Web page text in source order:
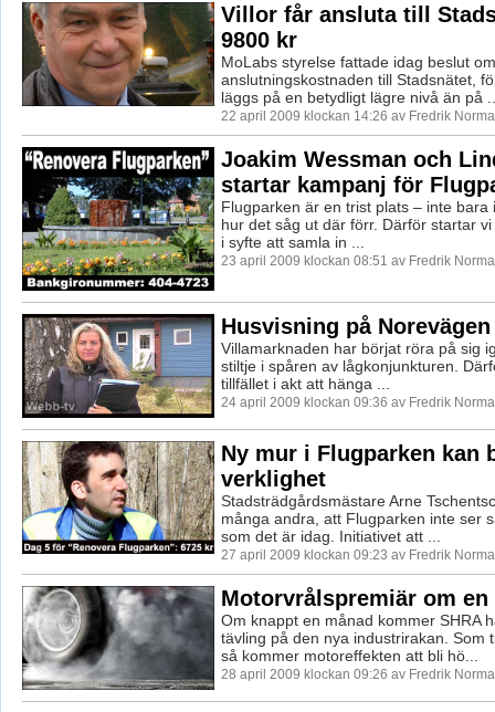
Villor får ansluta till
9800 kr
MoLabs styrelse fattade idag beslut
anslutningskostnaden till Stadsnätet,
läggs på en betydligt lägre nivå än på
22 april 2009 klockan 14:26 av Fredrik
Joakim Wessman och
startar kampanj för
Flugparken är en trist plats – inte bara
hur det såg ut där förr. Därför startar
i syfte att samla in ...
23 april 2009 klockan 08:51 av Fredrik
Husvisning på Norevägen
Villamarknaden har börjat röra på sig
stiltje i spåren av lågkonjunkturen.
tillfället i akt att hänga ...
24 april 2009 klockan 09:36 av Fredrik
Ny mur i Flugparken kan
verklighet
Stadsträdgårdsmästare Arne
många andra, att Flugparken inte ser
som det är idag. Initiativet att ...
27 april 2009 klockan 09:23 av Fredrik
Motorvrålspremiär om en
Om knappt en månad kommer SHRA
tävling på den nya industrirakan. Som
så kommer motoreffekten att bli hö...
28 april 2009 klockan 09:26 av Fredrik